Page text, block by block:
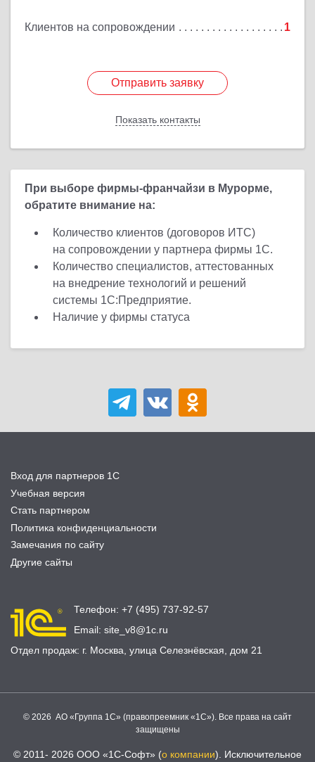
Клиентов на сопровождении 1
Отправить заявку
Показать контакты
Отправить заявку
Назад
При выборе фирмы-франчайзи в Мурорме,
обратите внимание на:
Количество клиентов (договоров ИТС)
на сопровождении у партнера фирмы 1С.
Количество специалистов, аттестованных
на внедрение технологий и решений
системы 1С:Предприятие.
Наличие у фирмы статуса
Вход для партнеров 1С
Учебная версия
Стать партнером
Политика конфиденциальности
Замечания по сайту
Другие сайты
Телефон: +7 (495) 737-92-57
Email: site_v8@1c.ru
Отдел продаж: г. Москва, улица Селезнёвская, дом 21
© 2026 АО «Группа 1С» (правопреемник «1С»). Все права на сайт
защищены
© 2011- 2026 ООО «1С-Софт» (о компании). Исключительное